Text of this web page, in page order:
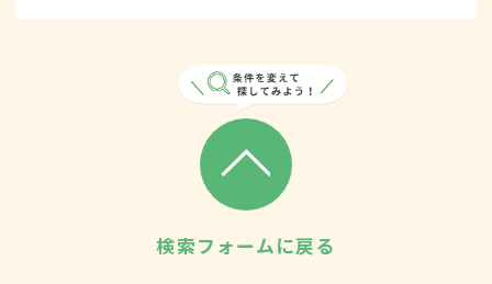
検索フォームに戻る